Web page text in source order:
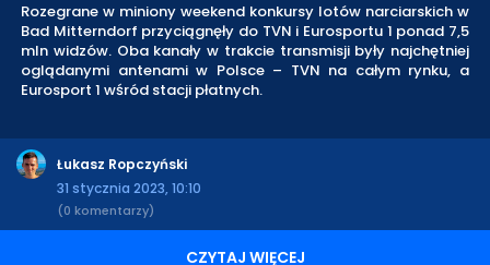
Rozegrane w miniony weekend konkursy lotów narciarskich w
Bad Mitterndorf przyciągnęły do TVN i Eurosportu 1 ponad 7,5
mln widzów. Oba kanały w trakcie transmisji były najchętniej
oglądanymi antenami w Polsce – TVN na całym rynku, a
Eurosport 1 wśród stacji płatnych.
Łukasz Ropczyński
31 stycznia 2023, 10:10
(0 komentarzy)
CZYTAJ WIĘCEJ